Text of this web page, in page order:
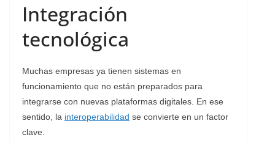
Integración
tecnológica
Muchas empresas ya tienen sistemas en
funcionamiento que no están preparados para
integrarse con nuevas plataformas digitales. En ese
sentido, la interoperabilidad se convierte en un factor
clave.